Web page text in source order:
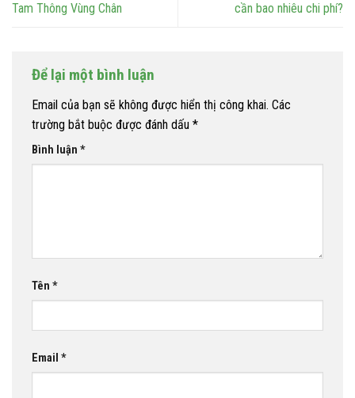
Tam Thông Vùng Chân
cần bao nhiêu chi phí?
Để lại một bình luận
Email của bạn sẽ không được hiển thị công khai. Các
trường bắt buộc được đánh dấu *
Bình luận *
Tên *
Email *